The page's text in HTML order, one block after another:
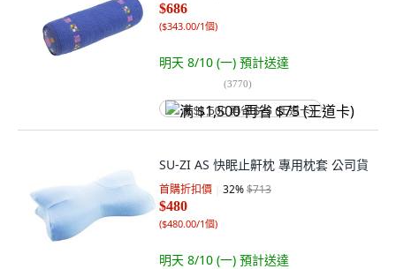
$686
($343.00/1個)
明天 8/10 (一) 預計送達
(3770)
满 $1,500 再省 $75 (王道卡)
SU-ZI AS 快眠止鼾枕 專用枕套 公司貨
首購折扣價 32%$713
$480
($480.00/1個)
明天 8/10 (一) 預計送達